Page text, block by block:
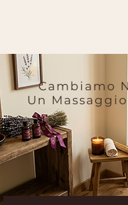
Cambiamo
Un